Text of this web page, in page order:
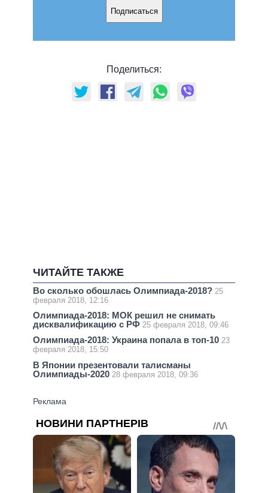
Подписаться
Поделиться:
ЧИТАЙТЕ ТАКЖЕ
Во сколько обошлась Олимпиада-2018? 25
февраля 2018, 12:16
Олимпиада-2018: МОК решил не снимать
дисквалификацию с РФ 25 февраля 2018, 09:46
Олимпиада-2018: Украина попала в топ-10 23
февраля 2018, 15:50
В Японии презентовали талисманы
Олимпиады-2020 28 февраля 2018, 09:36